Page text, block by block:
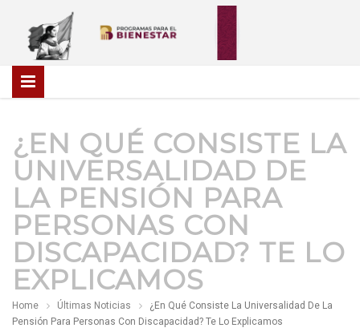
¿EN QUÉ CONSISTE LA
UNIVERSALIDAD DE
LA PENSIÓN PARA
PERSONAS CON
DISCAPACIDAD? TE LO
EXPLICAMOS
Home Últimas Noticias
¿En Qué Consiste La Universalidad De La
Pensión Para Personas Con Discapacidad? Te Lo Explicamos